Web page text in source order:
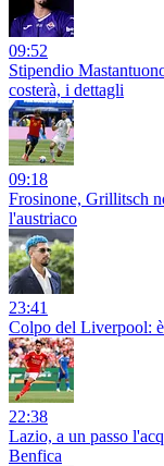
09:52
Stipendio
costerà, i dettagli
09:18
Frosinone, Grillitsch
l'austriaco
23:41
Colpo del Liverpool:
22:38
Lazio, a un passo
Benfica